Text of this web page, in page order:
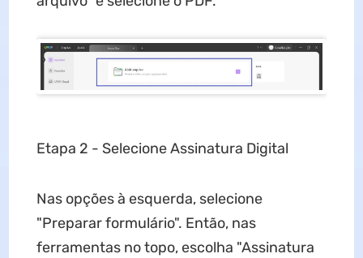
Etapa 2 - Selecione Assinatura Digital
Nas opções à esquerda, selecione
"Preparar formulário". Então, nas
ferramentas no topo, escolha "Assinatura